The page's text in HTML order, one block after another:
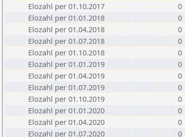
Elozahl per 01.10.2017
0
Elozahl per 01.01.2018
0
Elozahl per 01.04.2018
0
Elozahl per 01.07.2018
0
Elozahl per 01.10.2018
0
Elozahl per 01.01.2019
0
Elozahl per 01.04.2019
0
Elozahl per 01.07.2019
0
Elozahl per 01.10.2019
0
Elozahl per 01.01.2020
0
Elozahl per 01.04.2020
0
Elozahl per 01.07.2020
0